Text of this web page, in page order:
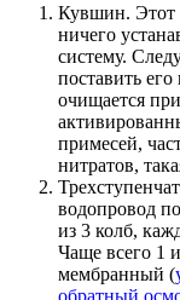
Кувшин. Этот
ничего
систему.
поставить
очищается
примесей,
нитратов,
водопровод
из 3 колб,
Чаще всего 1
мембранный (
обратный